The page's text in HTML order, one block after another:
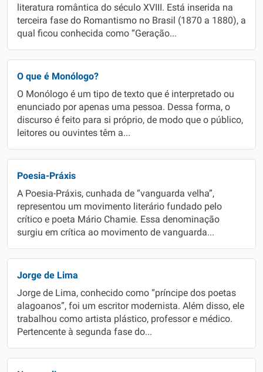
literatura romântica do século XVIII. Está inserida na
terceira fase do Romantismo no Brasil (1870 a 1880), a
qual ficou conhecida como “Geração...
O que é Monólogo?
O Monólogo é um tipo de texto que é interpretado ou
enunciado por apenas uma pessoa. Dessa forma, o
discurso é feito para si próprio, de modo que o público,
leitores ou ouvintes têm a...
Poesia-Práxis
A Poesia-Práxis, cunhada de “vanguarda velha”,
representou um movimento literário fundado pelo
crítico e poeta Mário Chamie. Essa denominação
surgiu em crítica ao movimento de vanguarda...
Jorge de Lima
Jorge de Lima, conhecido como “príncipe dos poetas
alagoanos”, foi um escritor modernista. Além disso, ele
trabalhou como artista plástico, professor e médico.
Pertencente à segunda fase do...